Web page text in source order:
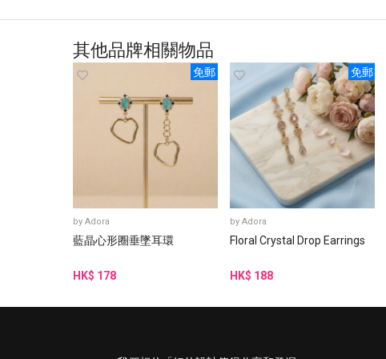
其他品牌相關物品
免郵
by Adora
藍晶心形圈垂墜耳環
HK$ 178
免郵
byAdora
Floral Crystal Drop Earrings
HK$ 188